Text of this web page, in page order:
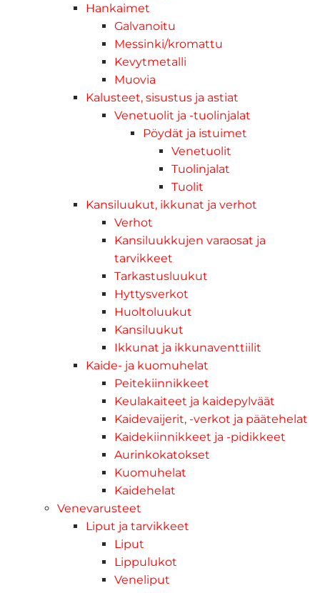
Hankaimet
Galvanoitu
Messinki/kromattu
Kevytmetalli
Muovia
Kalusteet, sisustus ja astiat
Venetuolit ja -tuolinjalat
Pöydät ja istuimet
Venetuolit
Tuolinjalat
Tuolit
Kansiluukut, ikkunat ja verhot
Verhot
Kansiluukkujen varaosat ja
tarvikkeet
Tarkastusluukut
Hyttysverkot
Huoltoluukut
Kansiluukut
Ikkunat ja ikkunaventtiilit
Kaide- ja kuomuhelat
Peitekiinnikkeet
Keulakaiteet ja kaidepylväät
Kaidevaijerit, -verkot ja päätehelat
Kaidekiinnikkeet ja -pidikkeet
Aurinkokatokset
Kuomuhelat
Kaidehelat
Venevarusteet
Liput ja tarvikkeet
Liput
Lippulukot
Veneliput